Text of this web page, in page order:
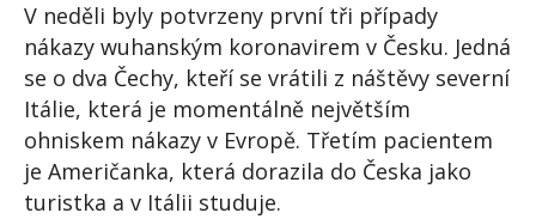
V neděli byly potvrzeny první tři případy
nákazy wuhanským koronavirem v Česku. Jedná
se o dva Čechy, kteří se vrátili z náštěvy severní
Itálie, která je momentálně největším
ohniskem nákazy v Evropě. Třetím pacientem
je Američanka, která dorazila do Česka jako
turistka a v Itálii studuje.